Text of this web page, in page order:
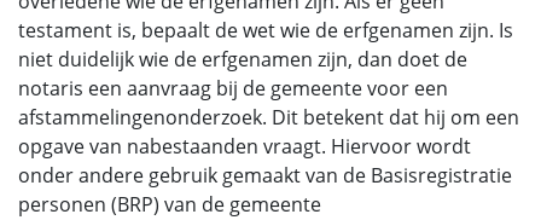
testament is, bepaalt de wet wie de erfgenamen zijn. Is
niet duidelijk wie de erfgenamen zijn, dan doet de
notaris een aanvraag bij de gemeente voor een
afstammelingenonderzoek. Dit betekent dat hij om een
opgave van nabestaanden vraagt. Hiervoor wordt
onder andere gebruik gemaakt van de Basisregistratie
personen (BRP) van de gemeente